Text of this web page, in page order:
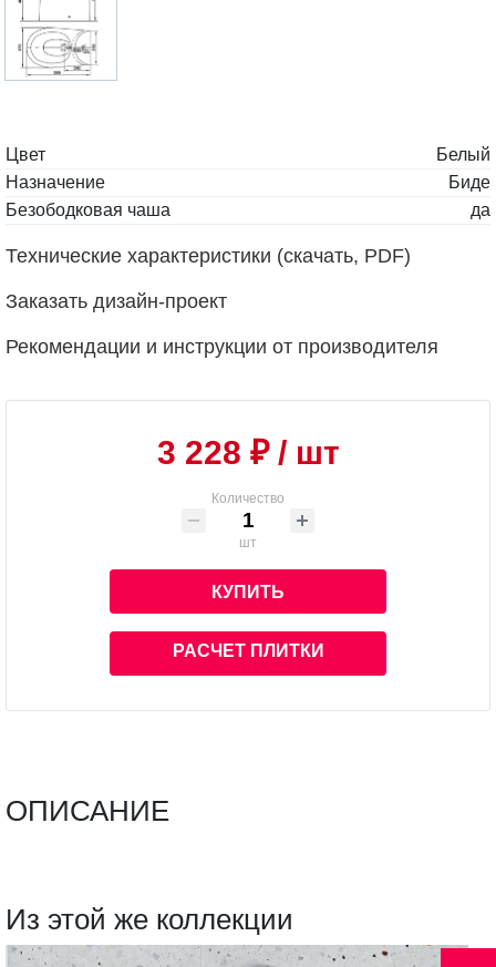
Цвет
Белый
Назначение
Биде
Безободковая чаша
да
Технические характеристики (скачать, PDF)
Заказать дизайн-проект
Рекомендации и инструкции от производителя
3 228 ₽/ шт
Количество
шт
КУПИТЬ
РАСЧЕТ ПЛИТКИ
ОПИСАНИЕ
Из этой же коллекции